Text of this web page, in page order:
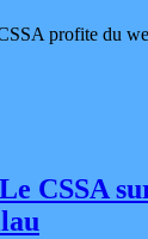
profite du
CSSA